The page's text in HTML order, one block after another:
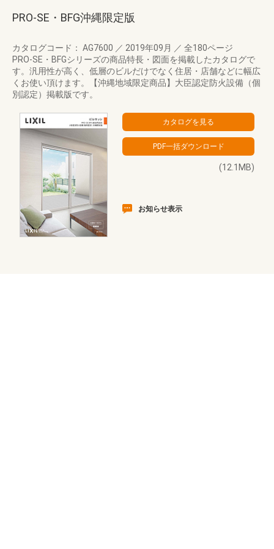
PRO-SE・BFG沖縄限定版
カタログコード： AG7600 ／ 2019年09月 ／ 全180ページ
PRO-SE・BFGシリーズの商品特長・図面を掲載したカタログで
す。汎用性が高く、低層のビルだけでなく住居・店舗などに幅広
くお使い頂けます。【沖縄地域限定商品】大臣認定防火設備（個
別認定）掲載版です。
(12.1MB)
お知らせ表示